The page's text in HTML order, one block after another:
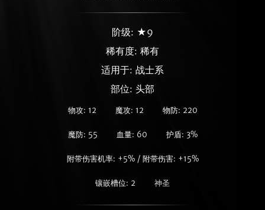
阶级: ★9
稀有度: 稀有
适用于: 战士系
部位: 头部
物攻: 12 魔攻: 12 物防: 220
魔防: 55 血量: 60 护盾: 3%
附带伤害机率: +5% / 附带伤害: +15%
镶嵌槽位: 2 神圣